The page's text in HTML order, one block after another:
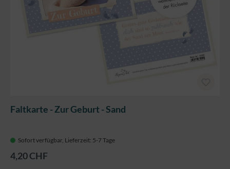
Faltkarte - Zur Geburt - Sand
Sofort verfügbar, Lieferzeit: 5-7 Tage
4,20 CHF